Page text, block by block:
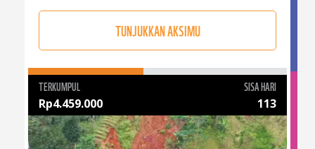
TUNJUKKAN AKSIMU
TERKUMPUL
Rp4.459.000
SISA HARI
113